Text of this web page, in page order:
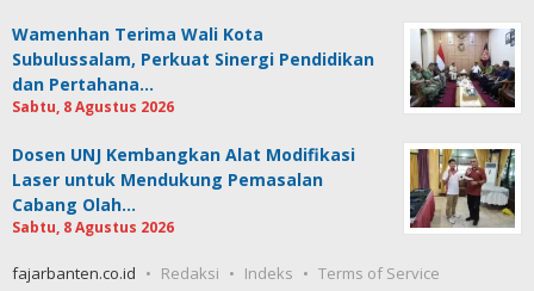
Wamenhan Terima Wali Kota
Subulussalam, Perkuat Sinergi Pendidikan
dan Pertahana…
Sabtu, 8 Agustus 2026
Dosen UNJ Kembangkan Alat Modifikasi
Laser untuk Mendukung Pemasalan
Cabang Olah…
Sabtu, 8 Agustus 2026
fajarbanten.co.id Redaksi Indeks Terms of Service